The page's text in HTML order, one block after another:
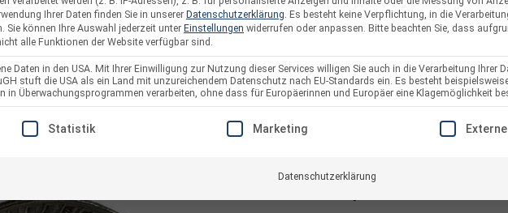
1342748
0,05
Ihrer Daten finden Sie in unserer Datenschutzerklärung. Es besteht keine Verpflichtung, in die
Sie können Ihre Auswahl jederzeit unter Einstellungen widerrufen oder anpassen. Bitte beachten Sie, dass
alle Funktionen der Website verfügbar sind.
Daten in den USA. Mit Ihrer Einwilligung zur Nutzung dieser Services willigen Sie auch in die Verarbeitung Ihrer
stuft die USA als ein Land mit unzureichendem Datenschutz nach EU-Standards ein. Es besteht
in Überwachungsprogrammen verarbeiten, ohne dass für Europäerinnen und Europäer eine Klagemöglichkeit
GRUPPEN, FÜR DIE EINE EINWILLIGUNG ERTEILT WERDEN KANN. DIE ERSTE
Statistik Marketing
Datenschutzerklärung